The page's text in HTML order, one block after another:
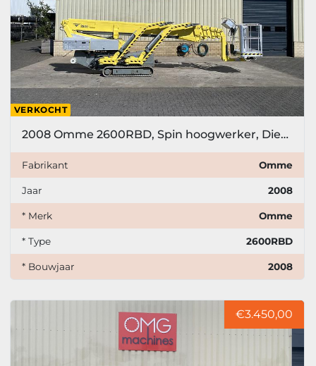
VERKOCHT
2008 Omme 2600RBD, Spin hoogwerker, Diesel + Accu
Fabrikant Omme
Jaar 2008
* Merk Omme
* Type 2600RBD
* Bouwjaar 2008
€3.450,00